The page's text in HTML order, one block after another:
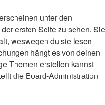
unter den
ersten Seite zu sehen. Sie
weswegen du sie lesen
hängt es von deinen
Themen erstellen kannst
die Board-Administration